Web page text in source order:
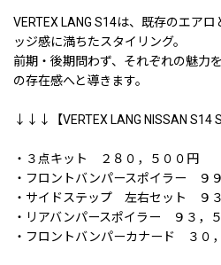
VERTEX LANG S14は、既存のエア
ッジ感に満ちたスタイリング。
前期・後期問わず、それぞれの魅力
の存在感へと導きます。
↓↓↓【VERTEX LANG NISSAN
・３点キット ２８０，５００円
・フロントバンパースポイラー ９
・サイドステップ 左右セット ９
・リアバンパースポイラー ９３，
・フロントバンパーカナード ３０